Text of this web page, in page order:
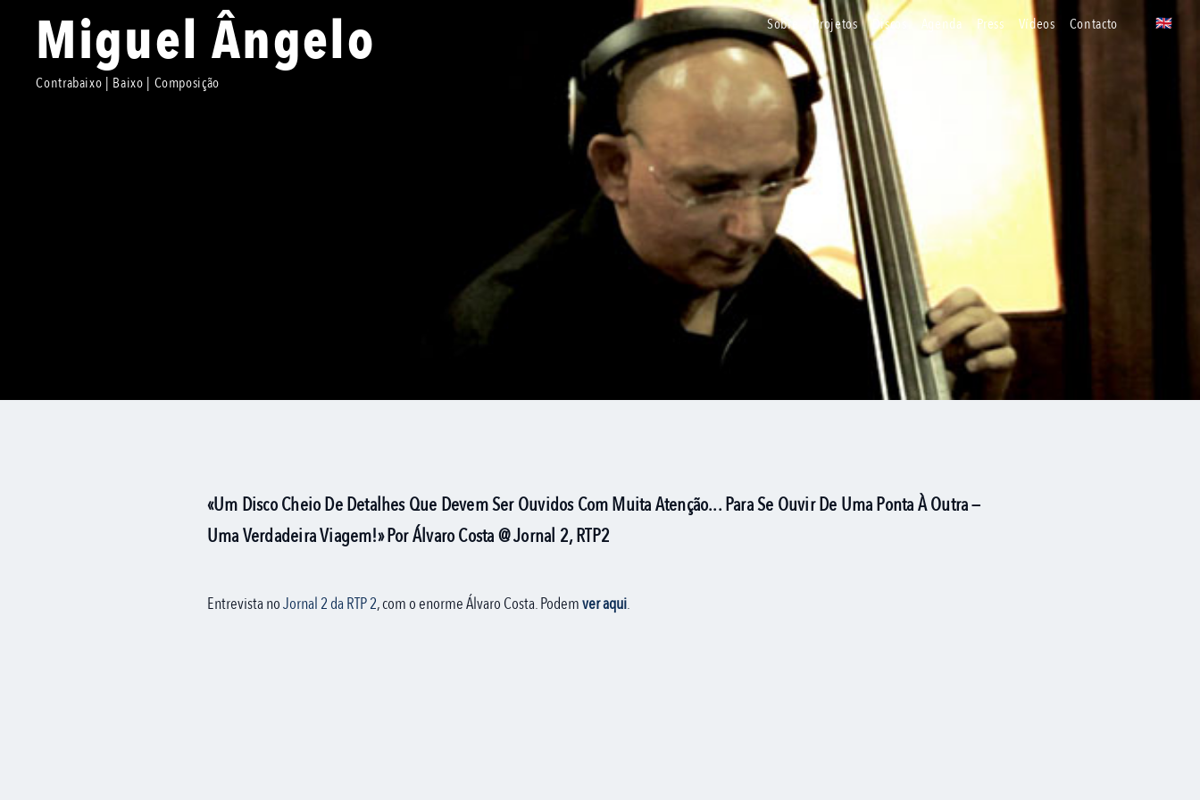
sobre projetos discos agenda press vídeos contacto 🇬🇧
uk
Miguel Ângelo
Contrabaixo | Baixo | Composição
«Um Disco Cheio De Detalhes Que Devem Ser Ouvidos Com Muita Atenção... Para Se Ouvir De Uma Ponta À Outra —
Uma Verdadeira Viagem!» Por Álvaro Costa @ Jornal 2, RTP2
Entrevista noJornal 2 da RTP 2, com o enorme Álvaro Costa. Podemver aqui.